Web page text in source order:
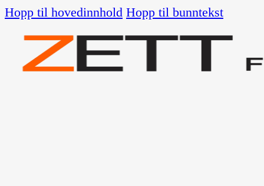
Hopp til hovedinnhold Hopp til bunntekst